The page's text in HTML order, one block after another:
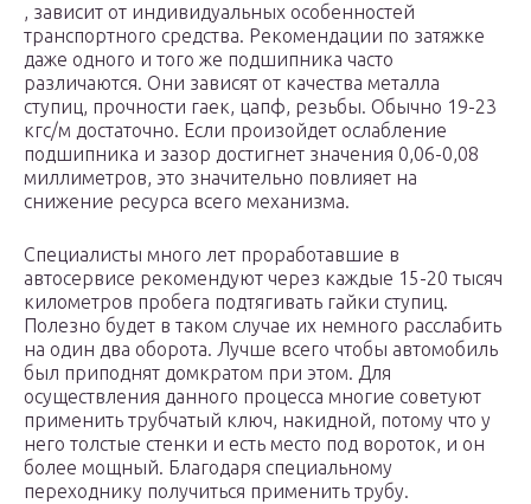
, зависит от индивидуальных особенностей
транспортного средства. Рекомендации по затяжке
даже одного и того же подшипника часто
различаются. Они зависят от качества металла
ступиц, прочности гаек, цапф, резьбы. Обычно 19-23
кгс/м достаточно. Если произойдет ослабление
подшипника и зазор достигнет значения 0,06-0,08
миллиметров, это значительно повлияет на
снижение ресурса всего механизма.
Специалисты много лет проработавшие в
автосервисе рекомендуют через каждые 15-20 тысяч
километров пробега подтягивать гайки ступиц.
Полезно будет в таком случае их немного расслабить
на один два оборота. Лучше всего чтобы автомобиль
был приподнят домкратом при этом. Для
осуществления данного процесса многие советуют
применить трубчатый ключ, накидной, потому что у
него толстые стенки и есть место под вороток, и он
более мощный. Благодаря специальному
переходнику получиться применить трубу.